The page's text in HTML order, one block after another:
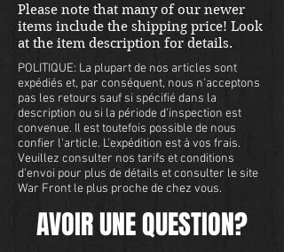
Please note that many of our newer
items include the shipping price! Look
at the item description for details.
POLITIQUE: La plupart de nos articles sont
expédiés et, par conséquent, nous n'acceptons
pas les retours sauf si spécifié dans la
description ou si la période d'inspection est
convenue. Il est toutefois possible de nous
confier l'article. L'expédition est à vos frais.
Veuillez consulter nos tarifs et conditions
d'envoi pour plus de détails et consulter le site
War Front le plus proche de chez vous.
AVOIR UNE QUESTION?